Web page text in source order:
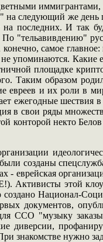
иммигрантами,
на следующий же день
на последних. И так
По "тельавивдению"
конечно, самое
упоминаются. Какие
площадке
Таким образом
евреев и их роли в
ежегодные шествия
в свои ряды
конторой некто
созданы
- еврейская
Активисты этой
создано Национал-
документов,
ССО "музыку
диверсии,
знакомстве нужно